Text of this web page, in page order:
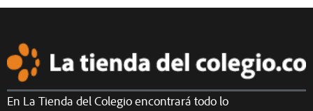
En La Tienda del Colegio encontrará todo lo